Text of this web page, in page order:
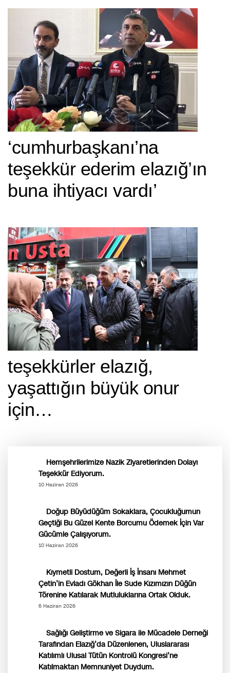
‘cumhurbaşkanı’na
teşekkür ederim elazığ’ın
buna i̇htiyacı vardı’
teşekkürler elazığ,
yaşattığın büyük onur
i̇çin…
Hemşehrilerimize Nazik Ziyaretlerinden Dolayı
Teşekkür Ediyorum.
10 Haziran 2026
Doğup Büyüdüğüm Sokaklara, Çocukluğumun
Geçtiği Bu Güzel Kente Borcumu Ödemek İçin Var
Gücümle Çalışıyorum.
10 Haziran 2026
Kıymetli Dostum, Değerli İş İnsanı Mehmet
Çetin’in Evladı Gökhan İle Sude Kızımızın Düğün
Törenine Katılarak Mutluluklarına Ortak Olduk.
6 Haziran 2026
Sağlığı Geliştirme ve Sigara ile Mücadele Derneği
Tarafından Elazığ’da Düzenlenen, Uluslararası
Katılımlı Ulusal Tütün Kontrolü Kongresi’ne
Katılmaktan Memnuniyet Duydum.